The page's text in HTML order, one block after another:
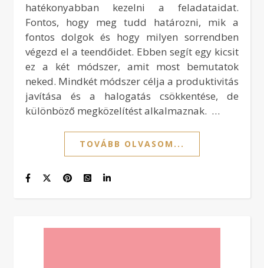
hatékonyabban kezelni a feladataidat.
Fontos, hogy meg tudd határozni, mik a
fontos dolgok és hogy milyen sorrendben
végezd el a teendőidet. Ebben segít egy kicsit
ez a két módszer, amit most bemutatok
neked. Mindkét módszer célja a produktivitás
javítása és a halogatás csökkentése, de
különböző megközelítést alkalmaznak. …
TOVÁBB OLVASOM...